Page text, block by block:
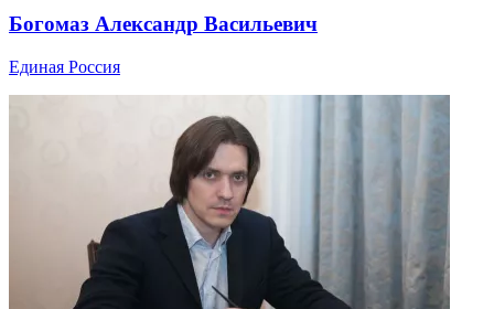
Богомаз Александр Васильевич
Единая Россия